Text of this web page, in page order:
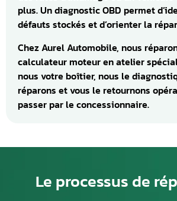
plus. Un diagnostic OBD permet
défauts stockés et d’orienter la
Chez Aurel Automobile, nous
calculateur moteur en atelier
nous votre boîtier, nous le
réparons et vous le retournons
passer par le concessionnaire.
Le processus de